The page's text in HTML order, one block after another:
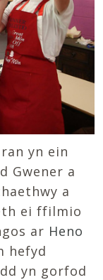
yn ein
Gwener a
a
ei ffilmio
ar Heno
hefyd
yn gorfod